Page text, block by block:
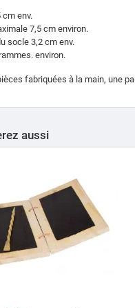
cm env.
7,5 cm environ.
socle 3,2 cm env.
environ.
fabriquées à la main, une
aussi